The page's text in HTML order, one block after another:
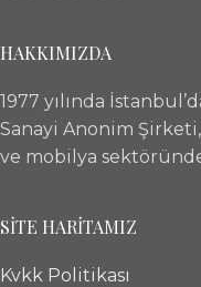
HAKKIMIZDA
1977 yılında
Sanayi Anonim
ve mobilya
SİTE HARİTAMIZ
Kvkk Politikası